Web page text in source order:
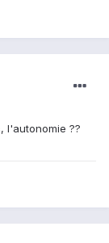
l'autonomie ??